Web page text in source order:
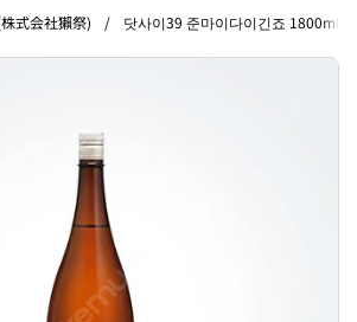
式会社獺祭) / 닷사이39 준마이다이긴죠 1800ml